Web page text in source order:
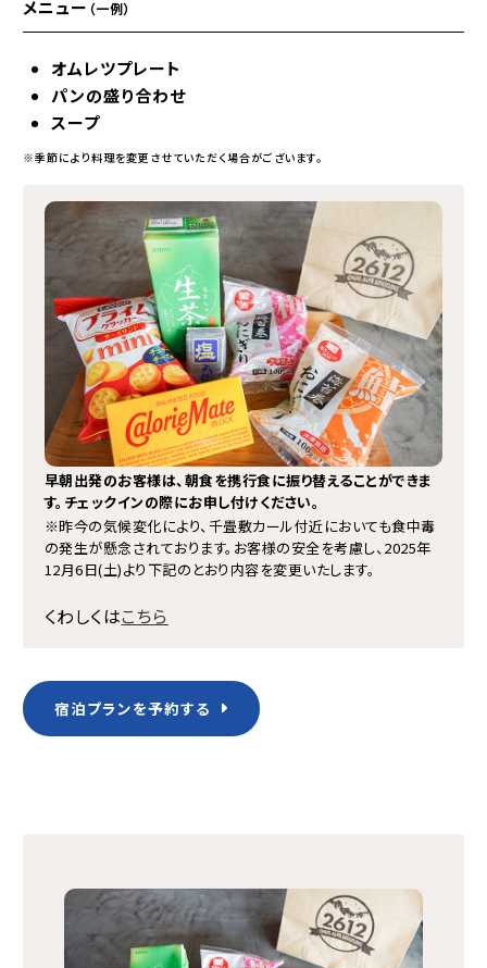
メニュー （一例）
オムレツプレート
パンの盛り合わせ
スープ
※季節により料理を変更させていただく場合がございます。
早朝出発のお客様は、朝食を携行食に振り替えることができま
す。チェックインの際にお申し付けください。
※昨今の気候変化により、千畳敷カール付近においても食中毒
の発生が懸念されております。お客様の安全を考慮し、2025年
12月6日(土)より下記のとおり内容を変更いたします。
くわしくはこちら
宿泊プランを予約する